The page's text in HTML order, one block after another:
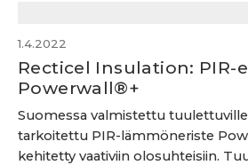
1.4.2022
Recticel Insulation: PIR-
Powerwall®+
Suomessa valmistettu
tarkoitettu PIR-lämmöneriste
kehitetty vaativiin olosuhteisiin.